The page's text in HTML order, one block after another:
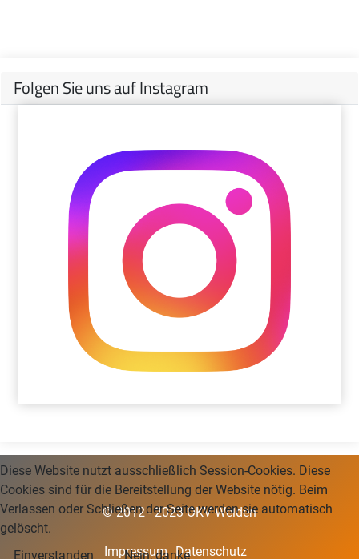
Folgen Sie uns auf Instagram
© 2012 - 2023 OKV Weiden
Impressum Datenschutz
Diese Website nutzt ausschließlich Session-Cookies. Diese
Cookies sind für die Bereitstellung der Website nötig. Beim
Verlassen oder Schließen der Seite werden sie automatisch
gelöscht.
Einverstanden
Nein, danke